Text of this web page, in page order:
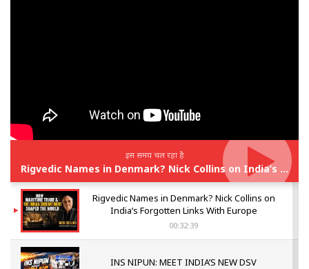
इस समय चल रहा है
Rigvedic Names in Denmark? Nick Collins on India’s Forgotten Links With Europe
Rigvedic Names in Denmark? Nick Collins on
India’s Forgotten Links With Europe
00:32:39
INS NIPUN: MEET INDIA’S NEW DSV